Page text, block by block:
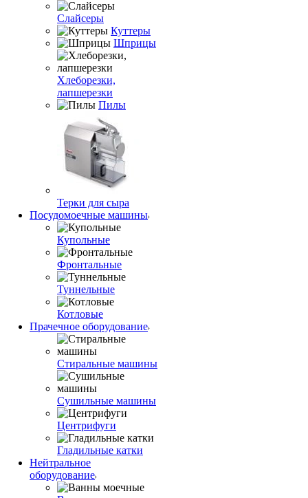
Слайсеры
Куттеры
Шприцы
Хлеборезки,
лапшерезки
Пилы
Терки для сыра
Посудомоечные машины
Купольные
Фронтальные
Туннельные
Котловые
Прачечное оборудование
Стиральные машины
Сушильные машины
Центрифуги
Гладильные катки
Нейтральное
оборудование